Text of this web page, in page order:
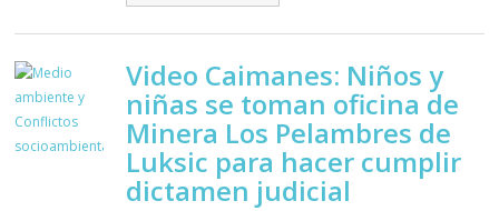
Video Caimanes: Niños y
niñas se toman oficina de
Minera Los Pelambres de
Luksic para hacer cumplir
dictamen judicial